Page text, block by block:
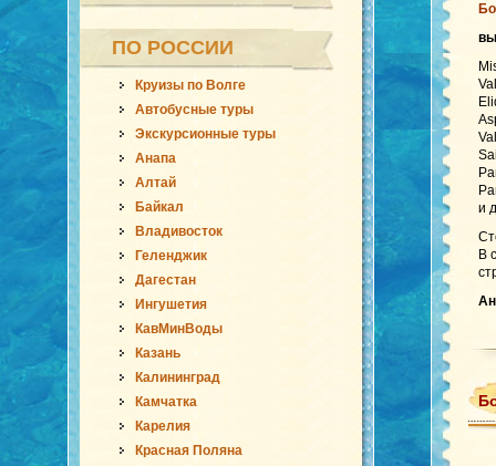
ПО РОССИИ
Круизы по Волге
Автобусные туры
Экскурсионные туры
Анапа
Алтай
Байкал
Владивосток
Геленджик
Дагестан
Ингушетия
КавМинВоды
Казань
Калининград
Камчатка
Карелия
Красная Поляна
и
В